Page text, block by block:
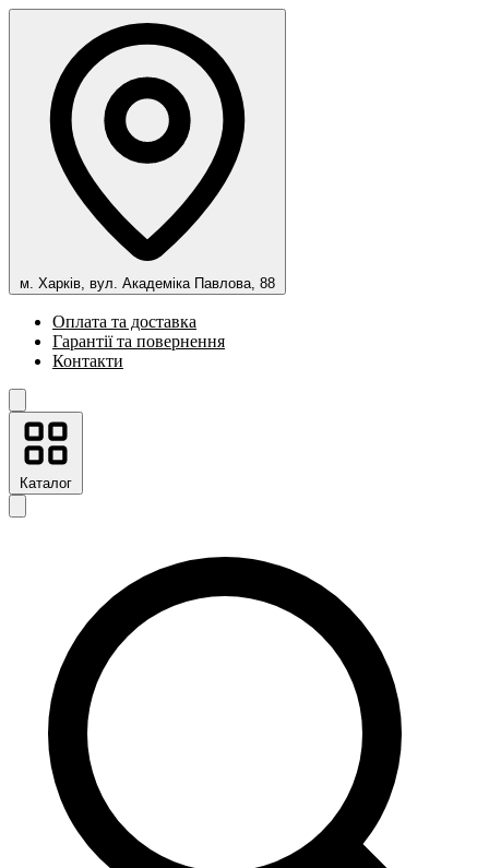
м. Харків, вул. Академіка Павлова, 88
Оплата та доставка
Гарантії та повернення
Контакти
Каталог